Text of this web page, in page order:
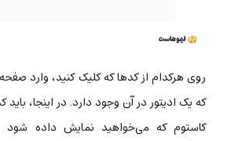
روی هرکدام از کدها که کلیک کنید، وارد
کاستوم که می‌خواهید نمایش داده شود